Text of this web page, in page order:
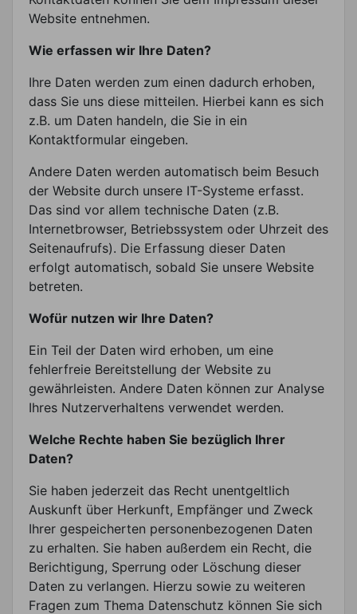
Website entnehmen.
Wie erfassen wir Ihre Daten?
Ihre Daten werden zum einen dadurch erhoben,
dass Sie uns diese mitteilen. Hierbei kann es sich
z.B. um Daten handeln, die Sie in ein
Kontaktformular eingeben.
Andere Daten werden automatisch beim Besuch
der Website durch unsere IT-Systeme erfasst.
Das sind vor allem technische Daten (z.B.
Internetbrowser, Betriebssystem oder Uhrzeit des
Seitenaufrufs). Die Erfassung dieser Daten
erfolgt automatisch, sobald Sie unsere Website
betreten.
Wofür nutzen wir Ihre Daten?
Ein Teil der Daten wird erhoben, um eine
fehlerfreie Bereitstellung der Website zu
gewährleisten. Andere Daten können zur Analyse
Ihres Nutzerverhaltens verwendet werden.
Welche Rechte haben Sie bezüglich Ihrer
Daten?
Sie haben jederzeit das Recht unentgeltlich
Auskunft über Herkunft, Empfänger und Zweck
Ihrer gespeicherten personenbezogenen Daten
zu erhalten. Sie haben außerdem ein Recht, die
Berichtigung, Sperrung oder Löschung dieser
Daten zu verlangen. Hierzu sowie zu weiteren
Fragen zum Thema Datenschutz können Sie sich